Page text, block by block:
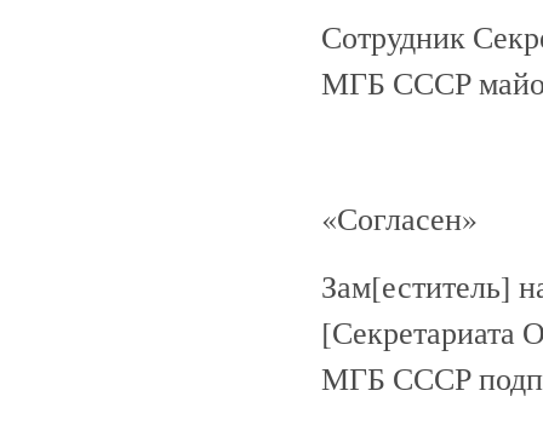
Сотрудник
МГБ СССР
«Согласен»
Зам[еститель]
[Секретариата
МГБ СССР